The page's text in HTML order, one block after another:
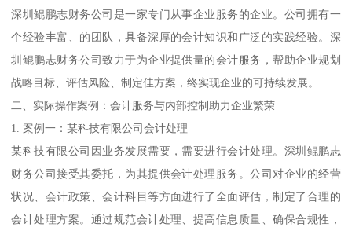
深圳鲲鹏志财务公司是一家专门从事企业服务的企业。公司拥有一
个经验丰富、的团队，具备深厚的会计知识和广泛的实践经验。深
圳鲲鹏志财务公司致力于为企业提供量的会计服务，帮助企业规划
战略目标、评估风险、制定佳方案，终实现企业的可持续发展。
二、实际操作案例：会计服务与内部控制助力企业繁荣
1. 案例一：某科技有限公司会计处理
某科技有限公司因业务发展需要，需要进行会计处理。深圳鲲鹏志
财务公司接受其委托，为其提供会计处理服务。公司对企业的经营
状况、会计政策、会计科目等方面进行了全面评估，制定了合理的
会计处理方案。通过规范会计处理、提高信息质量、确保合规性，